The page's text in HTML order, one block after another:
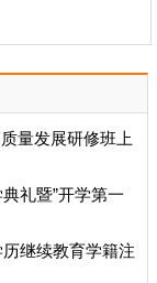
量发展研修班上
礼暨”开学第一
继续教育学籍注